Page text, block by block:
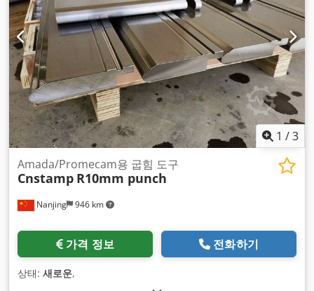
1 /3
Nanjing 946 km
Amada/Promecam용 굽힘 도구
Cnstamp R10mm punch
가격 정보 전화하기
상태: 새로운,